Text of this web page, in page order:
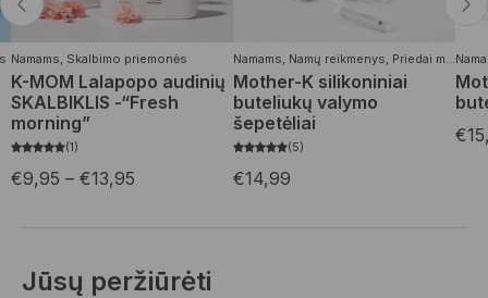
Namams Skalbimo priemonės
K-MOM Lalapopo audinių
SKALBIKLIS -“Fresh
morning”
1
€9,95 – €13,95
Namams Namų reikmenys Priedai maitinimui
Mother-K silikoniniai
buteliukų valymo
šepetėliai
5
€14,99
€
Jūsų peržiūrėti